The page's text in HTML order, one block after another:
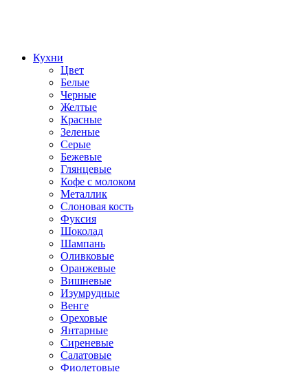
Кухни
Цвет
Белые
Черные
Желтые
Красные
Зеленые
Серые
Бежевые
Глянцевые
Кофе с молоком
Металлик
Слоновая кость
Фуксия
Шоколад
Шампань
Оливковые
Оранжевые
Вишневые
Изумрудные
Венге
Ореховые
Янтарные
Сиреневые
Салатовые
Фиолетовые